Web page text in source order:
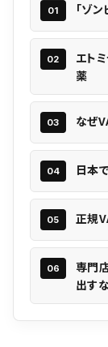
「ゾ
エト
薬
なぜ
日本
正規
専門
出す